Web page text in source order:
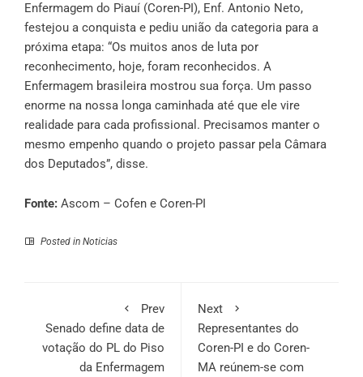
Enfermagem do Piauí (Coren-PI), Enf. Antonio Neto,
festejou a conquista e pediu união da categoria para a
próxima etapa: “Os muitos anos de luta por
reconhecimento, hoje, foram reconhecidos. A
Enfermagem brasileira mostrou sua força. Um passo
enorme na nossa longa caminhada até que ele vire
realidade para cada profissional. Precisamos manter o
mesmo empenho quando o projeto passar pela Câmara
dos Deputados”, disse.
Fonte: Ascom – Cofen e Coren-PI
Posted in Noticias
Prev
Senado define data de
votação do PL do Piso
da Enfermagem
Next
Representantes do
Coren-PI e do Coren-
MA reúnem-se com